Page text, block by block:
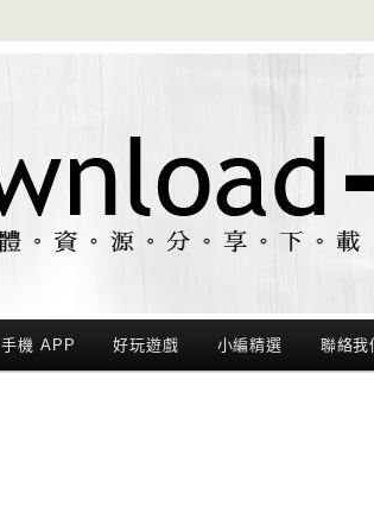
手機 APP 好玩遊戲 小編精選 聯絡我